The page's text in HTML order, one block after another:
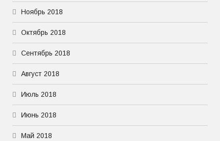
Ноябрь 2018
Октябрь 2018
Сентябрь 2018
Август 2018
Июль 2018
Июнь 2018
Май 2018